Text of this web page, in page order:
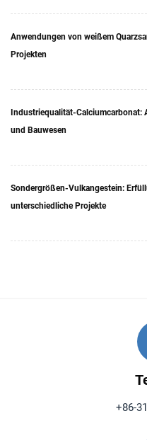
Anwendungen von weißem
Projekten
Industriequalität-
und Bauwesen
Sondergrößen-Vulkangestein:
unterschiedliche Projekte
+86-